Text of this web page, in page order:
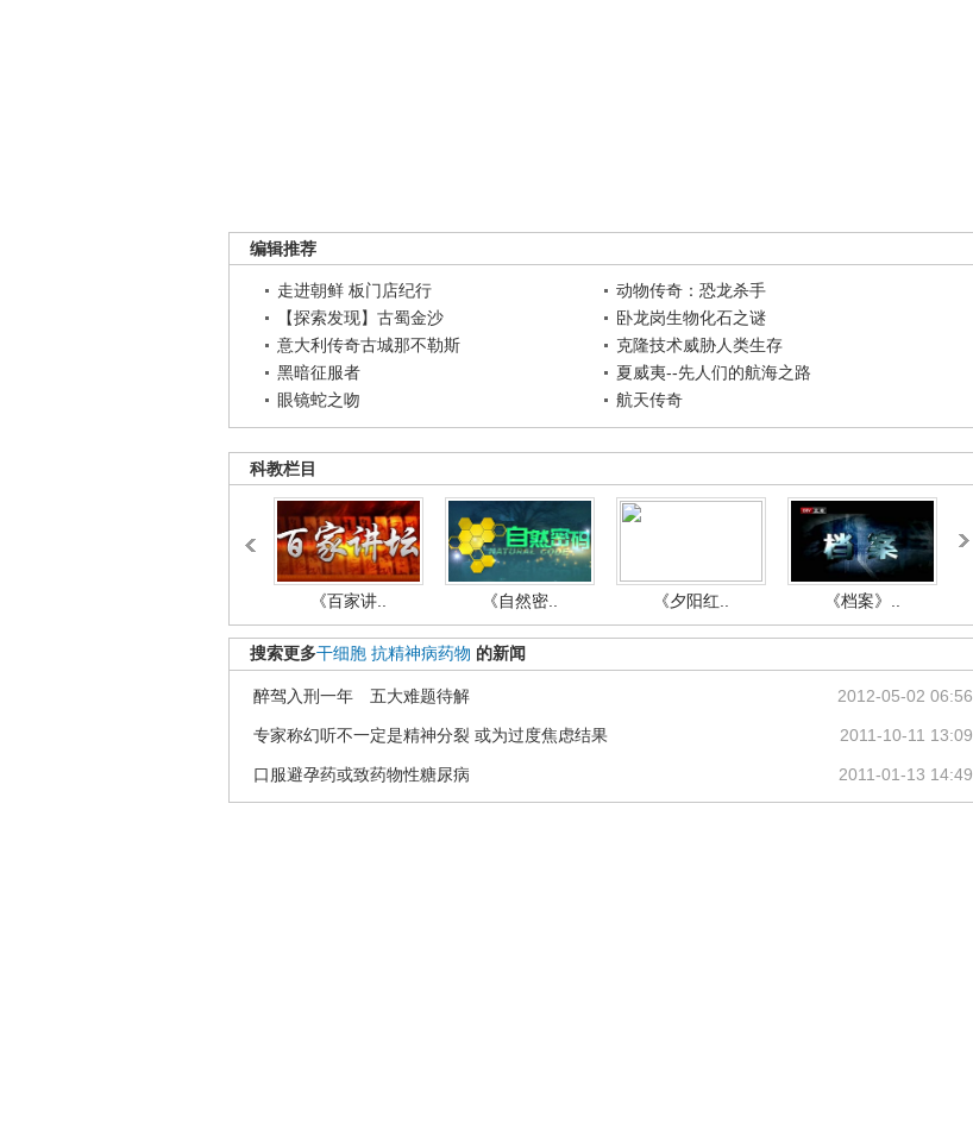
编辑推荐
走进朝鲜 板门店纪行
动物传奇：恐龙杀手
【探索发现】古蜀金沙
卧龙岗生物化石之谜
意大利传奇古城那不勒斯
克隆技术威胁人类生存
黑暗征服者
夏威夷--先人们的航海之路
眼镜蛇之吻
航天传奇
科教栏目
《百家讲.. 《自然密.. 《夕阳红.. 《档案》..
搜索更多干细胞 抗精神病药物 的新闻
2012-05-02 06:56
醉驾入刑一年 五大难题待解
2011-10-11 13:09
专家称幻听不一定是精神分裂 或为过度焦虑结果
2011-01-13 14:49
口服避孕药或致药物性糖尿病